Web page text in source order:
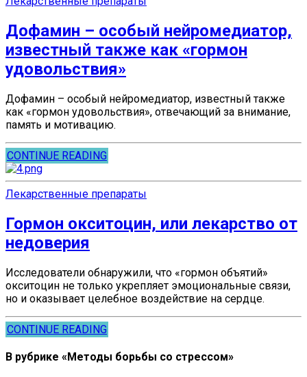
Дофамин – особый нейромедиатор,
известный также как «гормон
удовольствия»
Дофамин – особый нейромедиатор, известный также
как «гормон удовольствия», отвечающий за внимание,
память и мотивацию.
CONTINUE READING
Лекарственные препараты
Гормон окситоцин, или лекарство от
недоверия
Исследователи обнаружили, что «гормон объятий»
окситоцин не только укрепляет эмоциональные связи,
но и оказывает целебное воздействие на сердце.
CONTINUE READING
В рубрике «Методы борьбы со стрессом»